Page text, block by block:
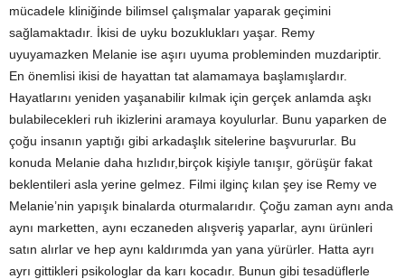
mücadele kliniğinde bilimsel çalışmalar yaparak geçimini
sağlamaktadır. İkisi de uyku bozuklukları yaşar. Remy
uyuyamazken Melanie ise aşırı uyuma probleminden muzdariptir.
En önemlisi ikisi de hayattan tat alamamaya başlamışlardır.
Hayatlarını yeniden yaşanabilir kılmak için gerçek anlamda aşkı
bulabilecekleri ruh ikizlerini aramaya koyulurlar. Bunu yaparken de
çoğu insanın yaptığı gibi arkadaşlık sitelerine başvururlar. Bu
konuda Melanie daha hızlıdır,birçok kişiyle tanışır, görüşür fakat
beklentileri asla yerine gelmez. Filmi ilginç kılan şey ise Remy ve
Melanie’nin yapışık binalarda oturmalarıdır. Çoğu zaman aynı anda
aynı marketten, aynı eczaneden alışveriş yaparlar, aynı ürünleri
satın alırlar ve hep aynı kaldırımda yan yana yürürler. Hatta ayrı
ayrı gittikleri psikologlar da karı kocadır. Bunun gibi tesadüflerle